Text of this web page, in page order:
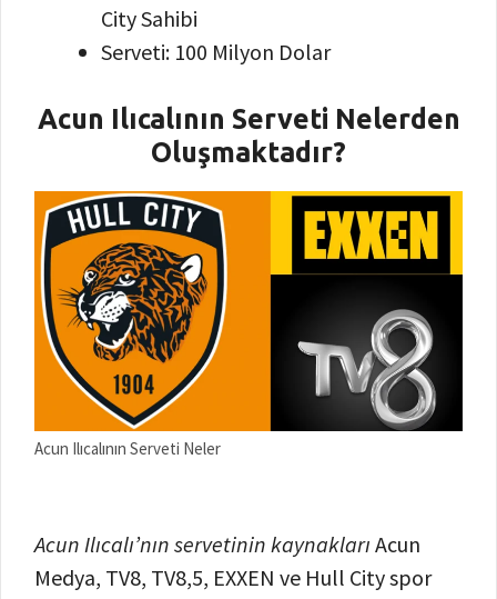
City Sahibi
Serveti: 100 Milyon Dolar
Acun Ilıcalının Serveti Nelerden
Oluşmaktadır?
Acun Ilıcalının Serveti Neler
Acun Ilıcalı’nın servetinin kaynakları Acun
Medya, TV8, TV8,5, EXXEN ve Hull City spor